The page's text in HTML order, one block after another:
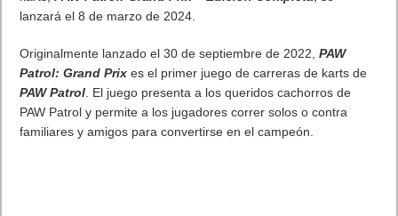
lanzará el 8 de marzo de 2024.
Originalmente lanzado el 30 de septiembre de 2022,PAW
Patrol: Grand Prixes el primer juego de carreras de karts de
PAW Patrol. El juego presenta a los queridos cachorros de
PAW Patrol y permite a los jugadores correr solos o contra
familiares y amigos para convertirse en el campeón.